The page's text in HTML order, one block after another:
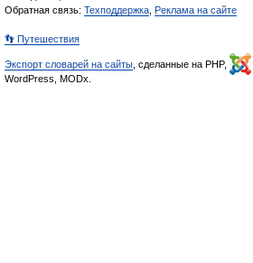
Обратная связь: Техподдержка Реклама на сайте
👣 Путешествия
Экспорт словарей на сайты , сделанные на PHP,
WordPress, MODx.